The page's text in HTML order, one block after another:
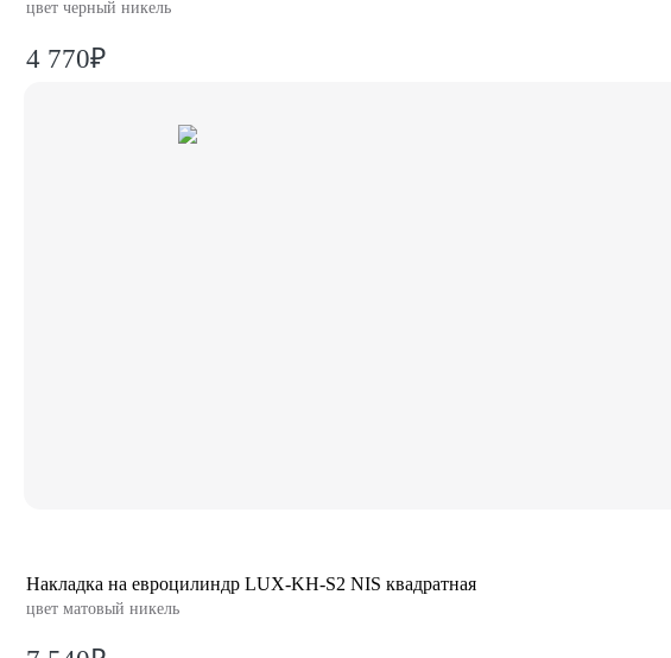
цвет черный никель
4 770₽
Накладка на евроцилиндр LUX-KH-S2 NIS квадратная
цвет матовый никель